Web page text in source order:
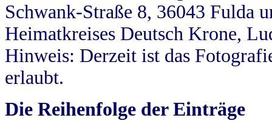
Schwank-Straße 8, 36043 Fulda
Heimatkreises Deutsch Krone,
Hinweis: Derzeit ist das
erlaubt.
Die Reihenfolge der Einträge